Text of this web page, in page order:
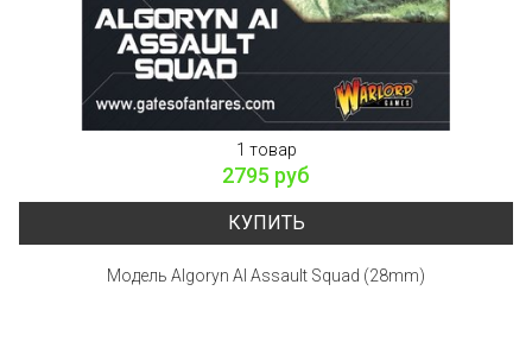
1 товар
2795 руб
КУПИТЬ
Модель Algoryn AI Assault Squad (28mm)